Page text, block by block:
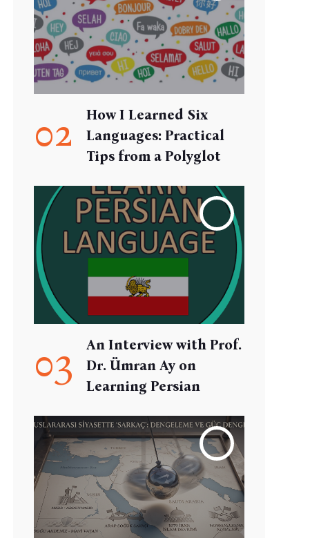
02
How I Learned Six
Languages: Practical
Tips from a Polyglot
03
An Interview with Prof.
Dr. Ümran Ay on
Learning Persian